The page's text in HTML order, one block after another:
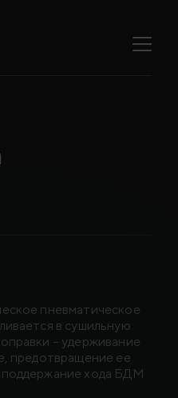
пневматическое
в сушильную
– удерживание
предотвращение ее
хода БДМ